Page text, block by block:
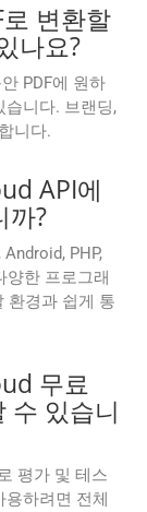
변환할
나요?
PDF에 원하
습니다. 브랜딩,
니다.
API에
까?
PHP,
양한 프로그래
환경과 쉽게 통
무료
수 있습니
평가 및 테스
하려면 전체